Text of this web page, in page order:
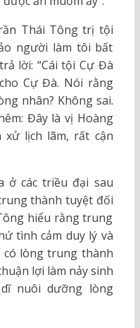
Thái Tông trị tội
người làm tôi bất
lời: “Cái tội Cự Đà
Cự Đà. Nói rằng
nhân? Không sai.
Đây là vị Hoàng
lịch lãm, rất cận
ở các triều đại sau
thành tuyệt đối
hiểu rằng trung
tình cảm duy lý và
có lòng trung thành
lợi làm nảy sinh
nuôi dưỡng lòng